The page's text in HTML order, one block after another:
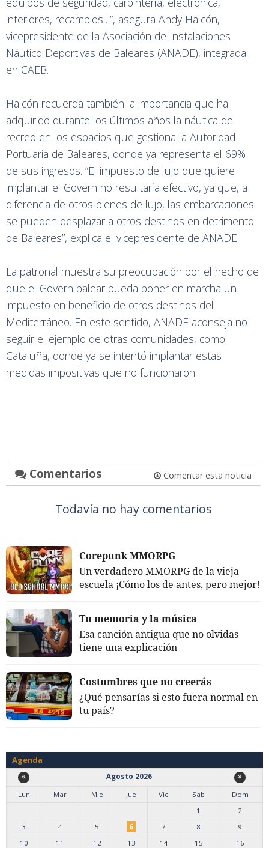
interiores, recambios…”, asegura Andy Halcón,
vicepresidente de la Asociación de Instalaciones
Náutico Deportivas de Baleares (ANADE), integrada
en CAEB.
Halcón recuerda también la importancia que ha
adquirido durante los últimos años la náutica de
recreo en los espacios que gestiona la Autoridad
Portuaria de Baleares, donde ya representa el 69%
de sus ingresos. “El impuesto de lujo que quiere
implantar el Govern no resultaría efectivo, ya que, a
diferencia de otros bienes de lujo, las embarcaciones
se pueden desplazar a otros destinos en detrimento
de Baleares”, explica el vicepresidente de ANADE.
La patronal muestra su preocupación por el hecho de
que el Govern balear pueda poner en marcha un
impuesto en beneficio de otros destinos del
Mediterráneo. En este sentido, ANADE aconseja no
seguir el ejemplo de otras comunidades, como
Cataluña, donde ya se intentó implantar estas
medidas impositivas que no funcionaron.
Comentarios Comentar esta noticia
Todavía no hay comentarios
Corepunk MMORPG
Un verdadero MMORPG de la vieja
escuela ¡Cómo los de antes, pero mejor!
Tu memoria y la música
Esa canción antigua que no olvidas
tiene una explicación
Costumbres que no creerás
¿Qué pensarías si esto fuera normal en
tu país?
Agenda
Agosto 2026
Lun
Mar Mie Jue Vie Sab
Dom
1
2
3
4 5 6 7 8
9
10
11 12 13 14 15
16